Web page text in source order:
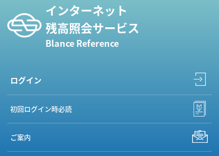
インターネット
残高照会サービス
Blance Reference
ログイン
初回ログイン時必読
ご案内